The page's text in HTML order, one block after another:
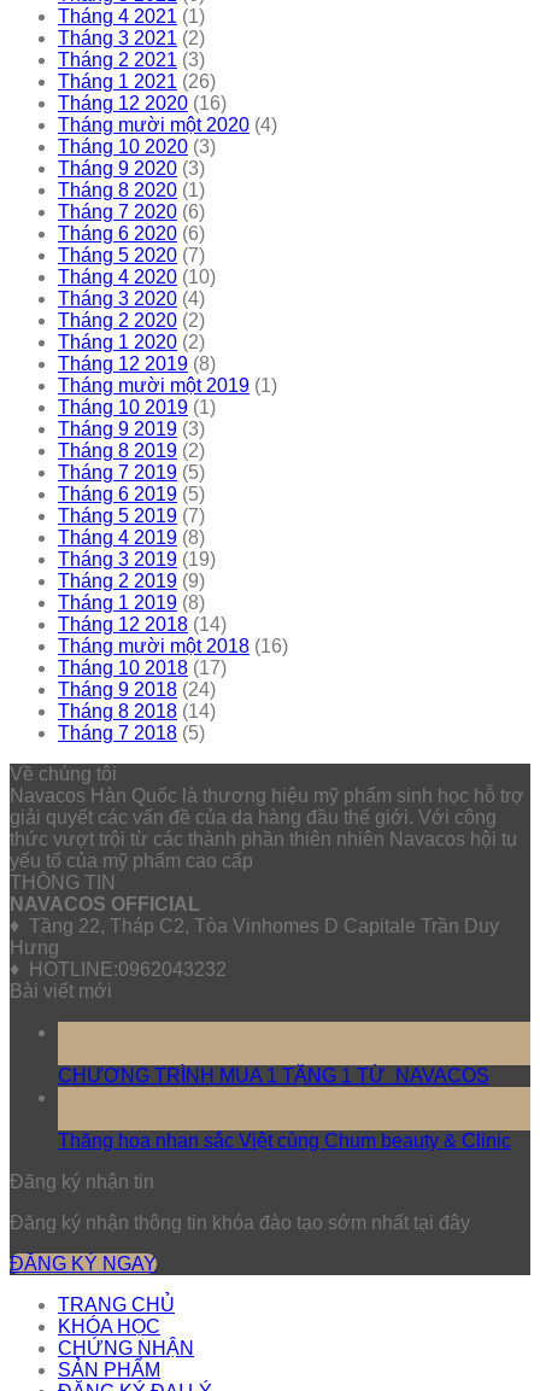
Tháng 4 2021 (1)
Tháng 3 2021 (2)
Tháng 2 2021 (3)
Tháng 1 2021 (26)
Tháng 12 2020 (16)
Tháng mười một 2020 (4)
Tháng 10 2020 (3)
Tháng 9 2020 (3)
Tháng 8 2020 (1)
Tháng 7 2020 (6)
Tháng 6 2020 (6)
Tháng 5 2020 (7)
Tháng 4 2020 (10)
Tháng 3 2020 (4)
Tháng 2 2020 (2)
Tháng 1 2020 (2)
Tháng 12 2019 (8)
Tháng mười một 2019 (1)
Tháng 10 2019 (1)
Tháng 9 2019 (3)
Tháng 8 2019 (2)
Tháng 7 2019 (5)
Tháng 6 2019 (5)
Tháng 5 2019 (7)
Tháng 4 2019 (8)
Tháng 3 2019 (19)
Tháng 2 2019 (9)
Tháng 1 2019 (8)
Tháng 12 2018 (14)
Tháng mười một 2018 (16)
Tháng 10 2018 (17)
Tháng 9 2018 (24)
Tháng 8 2018 (14)
Tháng 7 2018 (5)
Về chúng tôi
Navacos Hàn Quốc là thương hiệu mỹ phẩm sinh học hỗ trợ
giải quyết các vấn đề của da hàng đầu thế giới. Với công
thức vượt trội từ các thành phần thiên nhiên Navacos hội tụ
yếu tố của mỹ phẩm cao cấp
THÔNG TIN
NAVACOS OFFICIAL
♦ Tầng 22, Tháp C2, Tòa Vinhomes D Capitale Trần Duy
Hưng
♦ HOTLINE:0962043232
Bài viết mới
CHƯƠNG TRÌNH MUA 1 TẶNG 1 TỪ NAVACOS
Thăng hoa nhan sắc Việt cùng Chum beauty & Clinic
Đăng ký nhận tin
Đăng ký nhận thông tin khóa đào tạo sớm nhất tại đây
ĐĂNG KÝ NGAY
TRANG CHỦ
KHÓA HỌC
CHỨNG NHẬN
SẢN PHẨM